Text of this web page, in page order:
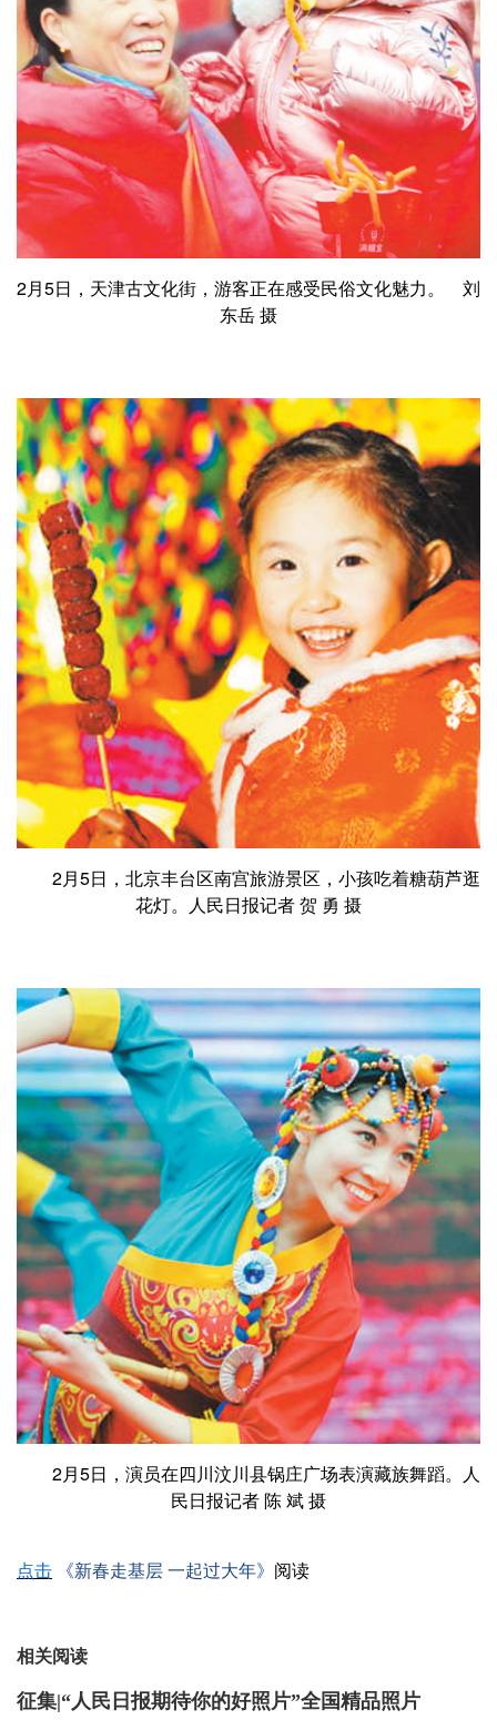
2月5日，天津古文化街，游客正在感受民俗文化魅力。 刘
东岳 摄
2月5日，北京丰台区南宫旅游景区，小孩吃着糖葫芦逛
花灯。人民日报记者 贺 勇 摄
2月5日，演员在四川汶川县锅庄广场表演藏族舞蹈。人
民日报记者 陈 斌 摄
点击 《新春走基层 一起过大年》 阅读
相关阅读
征集|“人民日报期待你的好照片”全国精品照片